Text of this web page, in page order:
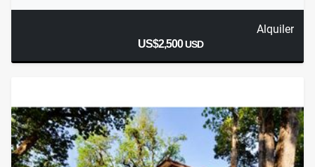
Alquiler
US$2,500USD